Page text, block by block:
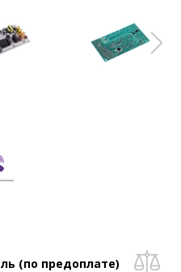
(по предоплате)